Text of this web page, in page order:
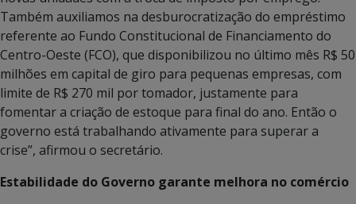
Também auxiliamos na desburocratização do empréstimo
referente ao Fundo Constitucional de Financiamento do
Centro-Oeste (FCO), que disponibilizou no último mês R$ 50
milhões em capital de giro para pequenas empresas, com
limite de R$ 270 mil por tomador, justamente para
fomentar a criação de estoque para final do ano. Então o
governo está trabalhando ativamente para superar a
crise”, afirmou o secretário.
Estabilidade do Governo garante melhora no comércio